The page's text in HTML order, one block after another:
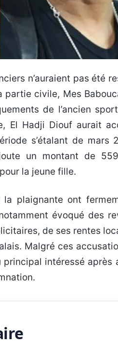
n’auraient pas été
civile, Mes
de l’ancien
El Hadji Diouf aurait
s’étalant de mars
un montant de
la jeune fille.
plaignante ont
évoqué des
de ses rentes
Malgré ces
principal intéressé après